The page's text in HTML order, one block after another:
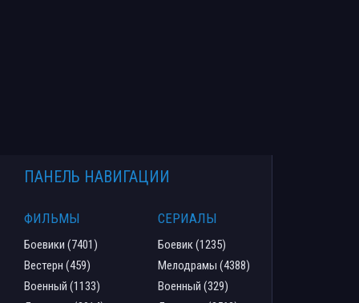
ПАНЕЛЬ НАВИГАЦИИ
ФИЛЬМЫ
Боевики (7401)
Вестерн (459)
Военный (1133)
СЕРИАЛЫ
Боевик (1235)
Мелодрамы (4388)
Военный (329)